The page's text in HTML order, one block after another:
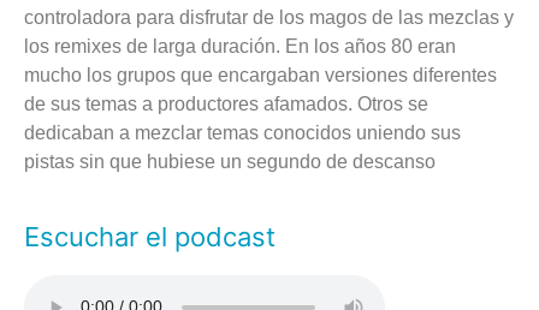
controladora para disfrutar de los magos de las mezclas y
los remixes de larga duración. En los años 80 eran
mucho los grupos que encargaban versiones diferentes
de sus temas a productores afamados. Otros se
dedicaban a mezclar temas conocidos uniendo sus
pistas sin que hubiese un segundo de descanso
Escuchar el podcast